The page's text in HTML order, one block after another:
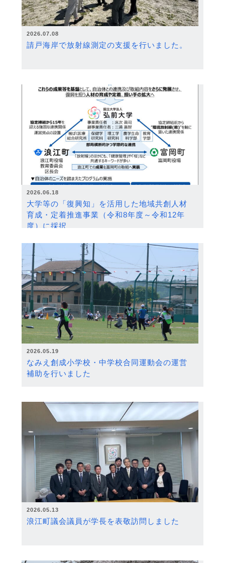
2026.07.08
請戸海岸で放射線測定の支援を行いました。
2026.06.18
大学等の「復興知」を活用した地域共創人材
育成・定着推進事業（令和8年度～令和12年
度）に採択
2026.05.19
なみえ創成小学校・中学校合同運動会の運営
補助を行いました
2026.05.13
浪江町議会議員が学長を表敬訪問しました